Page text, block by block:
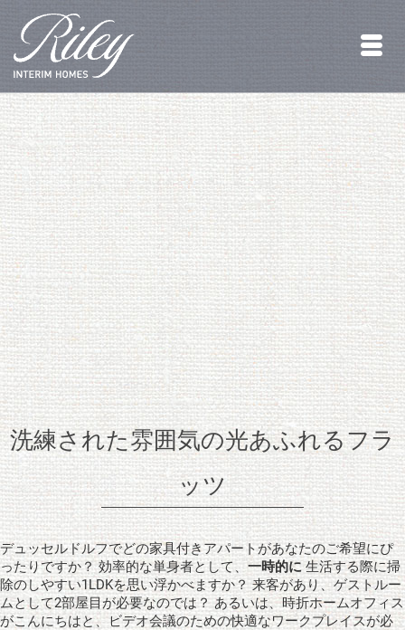
洗練された雰囲気の光あふれるフラ
ッツ
デュッセルドルフでどの家具付きアパートがあなたのご希望にぴ
ったりですか？ 効率的な単身者として、一時的に生活する際に掃
除のしやすい1LDKを思い浮かべますか？ 来客があり、ゲストルー
ムとして2部屋目が必要なのでは？ あるいは、時折ホームオフィス
がこんにちはと、ビデオ会議のための快適なワークプレイスが必